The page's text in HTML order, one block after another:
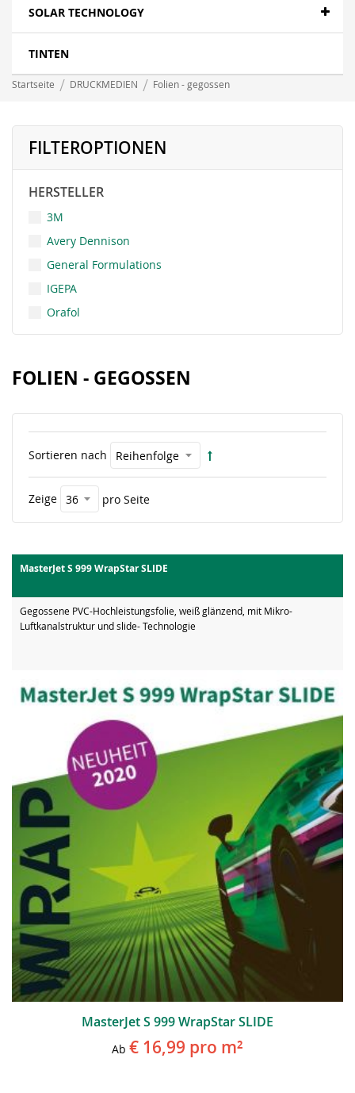
SOLAR TECHNOLOGY
TINTEN
Startseite DRUCKMEDIEN Folien - gegossen
FOLIEN - GEGOSSEN
Sortieren nach
Zeige pro Seite
MasterJet S 999 WrapStar SLIDE
Gegossene PVC-Hochleistungsfolie, weiß glänzend, mit Mikro-
Luftkanalstruktur und slide- Technologie
MasterJet S 999 WrapStar SLIDE
Ab € 16,99 pro m²
FILTEROPTIONEN
HERSTELLER
3M
Avery Dennison
General Formulations
IGEPA
Orafol